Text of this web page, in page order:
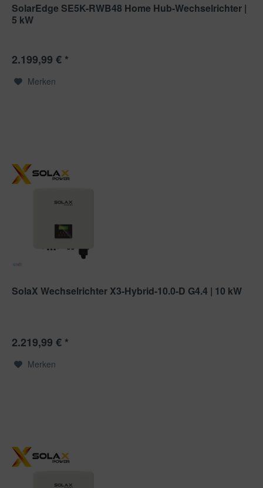
SolarEdge SE5K-RWB48 Home Hub-Wechselrichter |
5 kW
2.199,99 € *
Merken
SolaX Wechselrichter X3-Hybrid-10.0-D G4.4 | 10 kW
2.219,99 € *
Merken